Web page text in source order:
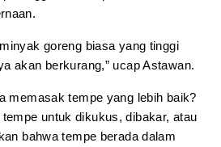
goreng biasa yang tinggi
akan berkurang,” ucap Astawan.
memasak tempe yang lebih baik?
untuk dikukus, dibakar, atau
bahwa tempe berada dalam